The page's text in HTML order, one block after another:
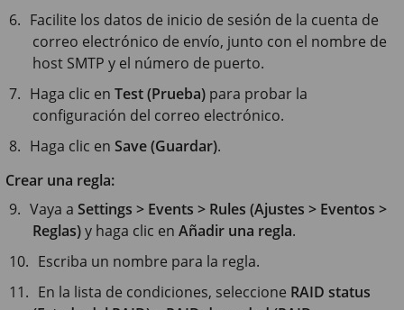
Facilite los datos de inicio de sesión de la cuenta de
correo electrónico de envío, junto con el nombre de
host SMTP y el número de puerto.
Haga clic enTest (Prueba) para probar la
configuración del correo electrónico.
Haga clic enSave (Guardar).
Crear una regla:
Vaya aSettings > Events > Rules (Ajustes > Eventos >
Reglas)y haga clic en Añadir una regla.
Escriba un nombre para la regla.
En la lista de condiciones, seleccione RAID status